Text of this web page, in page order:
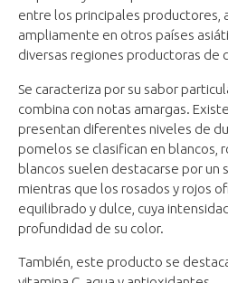
entre los principales productores,
ampliamente en otros países
diversas regiones productoras de
Se caracteriza por su sabor
combina con notas amargas.
presentan diferentes niveles de
pomelos se clasifican en blancos,
blancos suelen destacarse por un
mientras que los rosados y rojos
equilibrado y dulce, cuya
profundidad de su color.
También, este producto se